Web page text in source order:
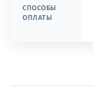
СПОСОБЫ
ОПЛАТЫ